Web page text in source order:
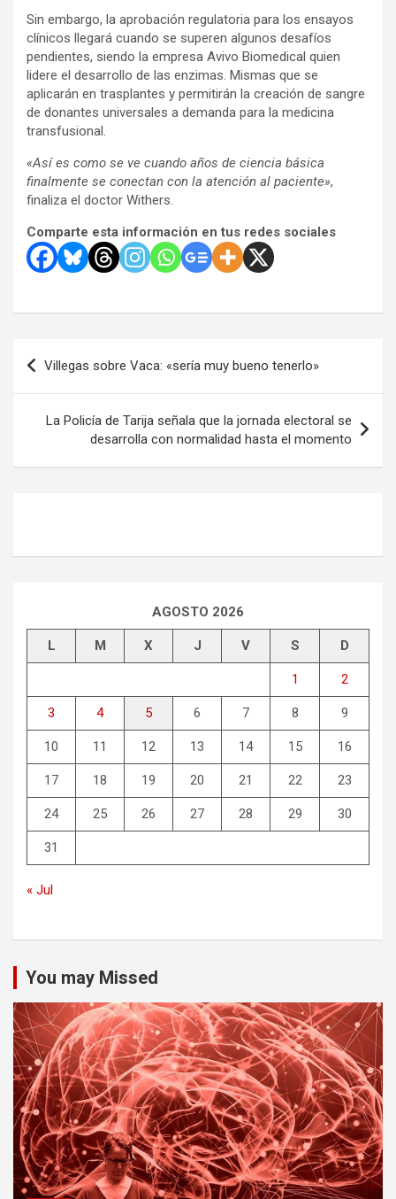
Sin embargo, la aprobación regulatoria para los ensayos
clínicos llegará cuando se superen algunos desafíos
pendientes, siendo la empresa Avivo Biomedical quien
lidere el desarrollo de las enzimas. Mismas que se
aplicarán en trasplantes y permitirán la creación de sangre
de donantes universales a demanda para la medicina
transfusional.
«Así es como se ve cuando años de ciencia básica
finalmente se conectan con la atención al paciente»,
finaliza el doctor Withers.
Comparte esta información en tus redes sociales
Navegación
de
entradas
Villegas sobre Vaca: «sería muy bueno tenerlo»
La Policía de Tarija señala que la jornada electoral se
desarrolla con normalidad hasta el momento
AGOSTO 2026
L M X J V S D
1 2
3 4 5 6 7 8 9
10 11 12 13 14 15 16
17 18 19 20 21 22 23
24 25 26 27 28 29 30
31
« Jul
You may Missed